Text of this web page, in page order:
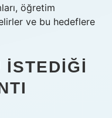
öğretim
ve bu hedeflere
ISTEDIĞI